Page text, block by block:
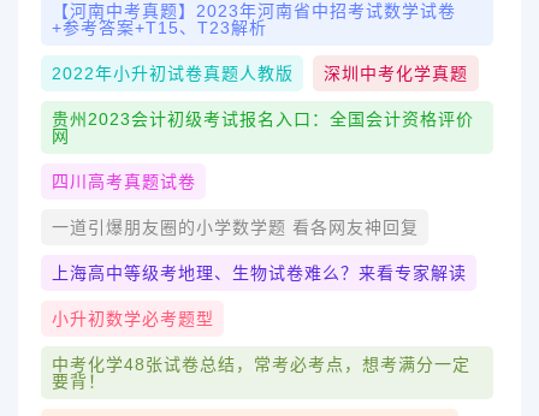
【河南中考真题】2023年河南省中招考试数学试卷
+参考答案+T15、T23解析
2022年小升初试卷真题人教版 深圳中考化学真题
贵州2023会计初级考试报名入口：全国会计资格评价
网
四川高考真题试卷
一道引爆朋友圈的小学数学题 看各网友神回复
上海高中等级考地理、生物试卷难么？来看专家解读
小升初数学必考题型
中考化学48张试卷总结，常考必考点，想考满分一定
要背！